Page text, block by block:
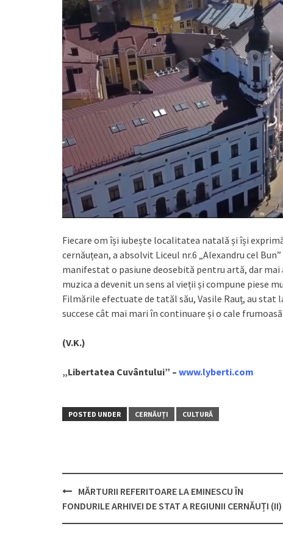
Fiecare om își iubește localitatea natală și își
cernăuțean, a absolvit Liceul nr.6 „Alexandru cel
manifestat o pasiune deosebită pentru artă, dar
muzica a devenit un sens al vieții și compune piese
Filmările efectuate de tatăl său, Vasile Rauț, au
succese cât mai mari în continuare și o cale
(V.K.)
„Libertatea Cuvântului” – www.lyberti.com
POSTED UNDER CERNĂUȚI CULTURĂ
Post
navigation
MĂRTURII REFERITOARE LA EMINESCU ÎN
FONDURILE ARHIVEI DE STAT A REGIUNII CERNĂUȚI (II)